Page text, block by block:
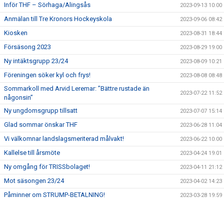
Inför THF – Sörhaga/Alingsås 2023-09-13 10:00
Anmälan till Tre Kronors Hockeyskola 2023-09-06 08:42
Kiosken 2023-08-31 18:44
Försäsong 2023 2023-08-29 19:00
Ny intäktsgrupp 23/24 2023-08-09 10:21
Föreningen söker kyl och frys! 2023-08-08 08:48
Sommarkoll med Arvid Leremar: ”Bättre rustade än
någonsin”
2023-07-22 11:52
Ny ungdomsgrupp tillsatt 2023-07-07 15:14
Glad sommar önskar THF 2023-06-28 11:04
Vi välkomnar landslagsmeriterad målvakt! 2023-06-22 10:00
Kallelse till årsmöte 2023-04-24 19:01
Ny omgång för TRISSbolaget! 2023-04-11 21:12
Mot säsongen 23/24 2023-04-02 14:23
Påminner om STRUMP-BETALNING! 2023-03-28 19:59